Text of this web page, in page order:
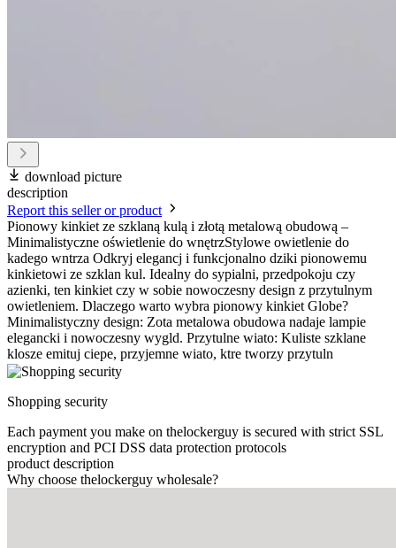
download picture
description
Report this seller or product
Pionowy kinkiet ze szklaną kulą i złotą metalową obudową –
Minimalistyczne oświetlenie do wnętrzStylowe owietlenie do
kadego wntrza Odkryj elegancj i funkcjonalno dziki pionowemu
kinkietowi ze szklan kul. Idealny do sypialni, przedpokoju czy
azienki, ten kinkiet czy w sobie nowoczesny design z przytulnym
owietleniem. Dlaczego warto wybra pionowy kinkiet Globe?
Minimalistyczny design: Zota metalowa obudowa nadaje lampie
elegancki i nowoczesny wygld. Przytulne wiato: Kuliste szklane
klosze emituj ciepe, przyjemne wiato, ktre tworzy przytuln
Shopping security
Each payment you make on thelockerguy is secured with strict SSL
encryption and PCI DSS data protection protocols
product description
Why choose thelockerguy wholesale?